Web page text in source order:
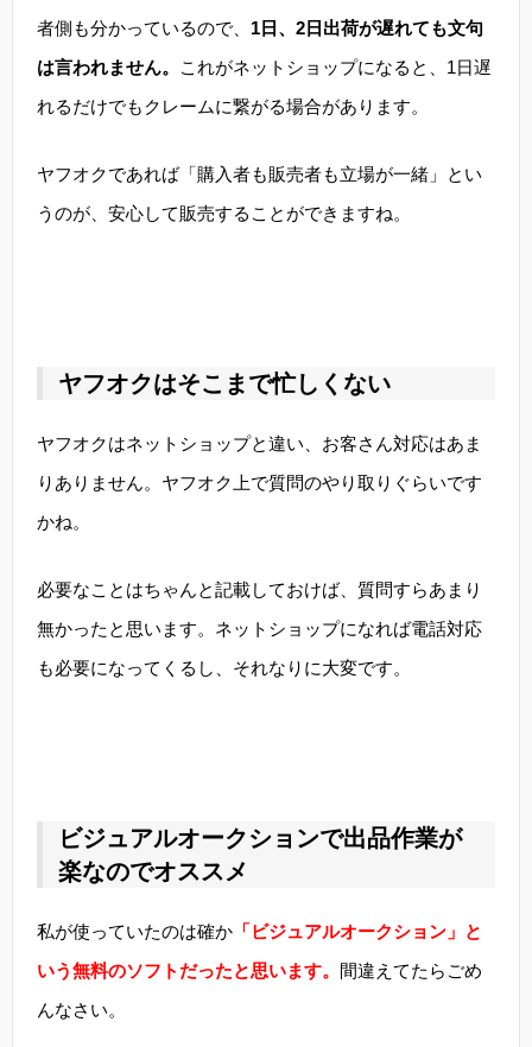
者側も分かっているので、 1日、2日出荷が遅れても文句
は言われません。
これがネットショップになると、1日遅
れるだけでもクレームに繋がる場合があります。
ヤフオクであれば「購入者も販売者も立場が一緒」とい
うのが、安心して販売することができますね。
ヤフオクはそこまで忙しくない
ヤフオクはネットショップと違い、お客さん対応はあま
りありません。ヤフオク上で質問のやり取りぐらいです
かね。
必要なことはちゃんと記載しておけば、質問すらあまり
無かったと思います。ネットショップになれば電話対応
も必要になってくるし、それなりに大変です。
ビジュアルオークションで出品作業が
楽なのでオススメ
私が使っていたのは確か 「ビジュアルオークション」と
いう無料のソフトだったと思います。 間違えてたらごめ
んなさい。